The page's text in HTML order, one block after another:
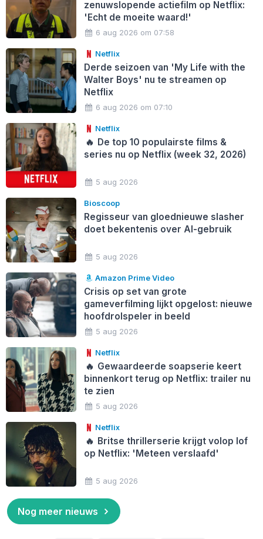
zenuwslopende actiefilm op Netflix:
'Echt de moeite waard!'
6 aug 2026 om 07:58
Netflix
Derde seizoen van 'My Life with the
Walter Boys' nu te streamen op
Netflix
6 aug 2026 om 07:10
Netflix
🔥 De top 10 populairste films &
series nu op Netflix (week 32, 2026)
5 aug 2026
Bioscoop
Regisseur van gloednieuwe slasher
doet bekentenis over AI-gebruik
5 aug 2026
Amazon Prime Video
Crisis op set van grote
gameverfilming lijkt opgelost: nieuwe
hoofdrolspeler in beeld
5 aug 2026
Netflix
🔥 Gewaardeerde soapserie keert
binnenkort terug op Netflix: trailer nu
te zien
5 aug 2026
Netflix
🔥 Britse thrillerserie krijgt volop lof
op Netflix: 'Meteen verslaafd'
5 aug 2026
Nog meer nieuws